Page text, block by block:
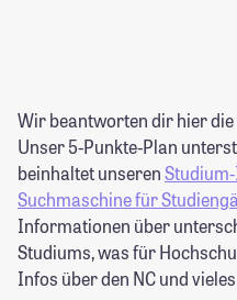
Wir beantworten dir hier die
Unser 5-Punkte-Plan
beinhaltet unseren
Suchmaschine für
Informationen über
Studiums, was für
Infos über den NC und